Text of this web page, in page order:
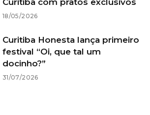
18/05/2026
Curitiba Honesta lança primeiro
festival “Oi, que tal um
docinho?”
31/07/2026